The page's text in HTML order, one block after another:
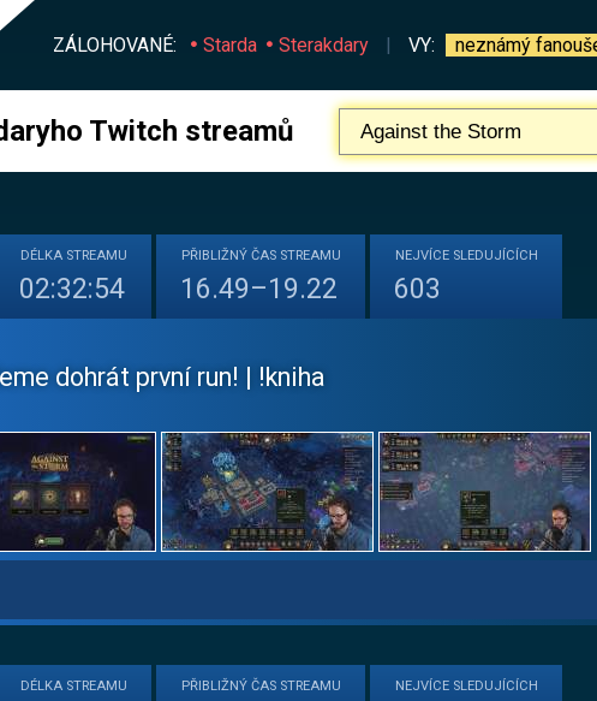
ZÁLOHOVANÉ: Starda Sterakdary | VY: neznámý
Twitch streamů
DÉLKA STREAMU
02:32:54
PŘIBLIŽNÝ ČAS STREAMU
16.49–19.22
NEJVÍCE SLEDUJÍCÍCH
603
dohrát první run! | !kniha
DÉLKA STREAMU PŘIBLIŽNÝ ČAS STREAMU NEJVÍCE SLEDUJÍCÍCH